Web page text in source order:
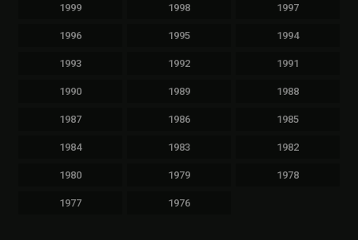
1999 1998 1997
1996 1995 1994
1993 1992 1991
1990 1989 1988
1987 1986 1985
1984 1983 1982
1980 1979 1978
1977 1976